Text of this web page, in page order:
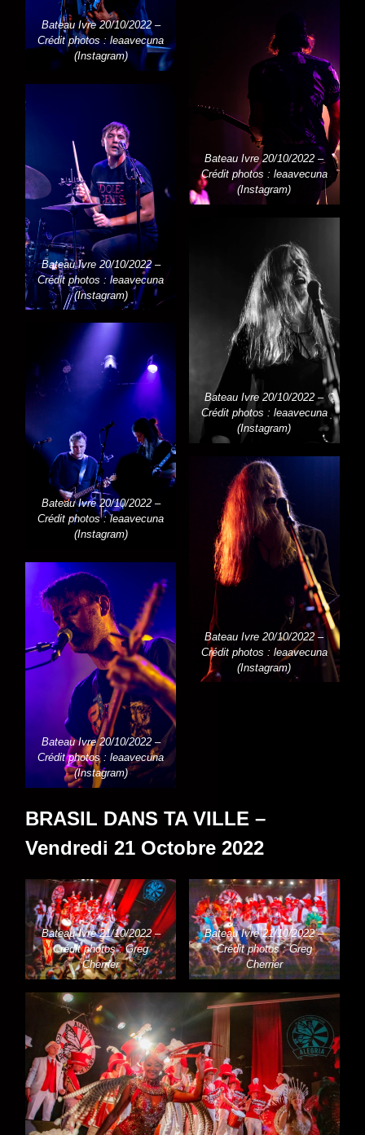
Bateau Ivre 20/10/2022 –
Crédit photos : leaavecuna
(Instagram)
Bateau Ivre 20/10/2022 –
Crédit photos : leaavecuna
(Instagram)
Bateau Ivre 20/10/2022 –
Crédit photos : leaavecuna
(Instagram)
Bateau Ivre 20/10/2022 –
Crédit photos : leaavecuna
(Instagram)
Bateau Ivre 20/10/2022 –
Crédit photos : leaavecuna
(Instagram)
Bateau Ivre 20/10/2022 –
Crédit photos : leaavecuna
(Instagram)
Bateau Ivre 20/10/2022 –
Crédit photos : leaavecuna
(Instagram)
BRASIL DANS TA VILLE –
Vendredi 21 Octobre 2022
Bateau Ivre 21/10/2022 –
Crédit photos : Greg
Cherrier
Bateau Ivre 21/10/2022 –
Crédit photos : Greg
Cherrier